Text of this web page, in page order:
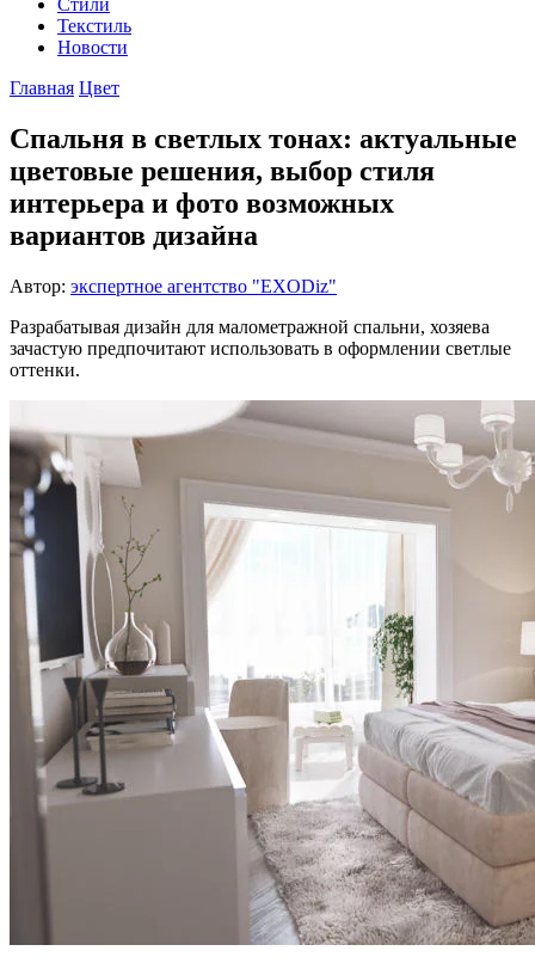
Стили
Текстиль
Новости
Главная Цвет
Спальня в светлых тонах: актуальные
цветовые решения, выбор стиля
интерьера и фото возможных
вариантов дизайна
Автор: экспертное агентство "EXODiz"
Разрабатывая дизайн для малометражной спальни, хозяева
зачастую предпочитают использовать в оформлении светлые
оттенки.